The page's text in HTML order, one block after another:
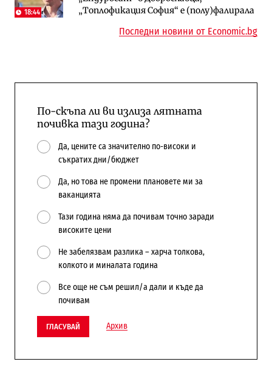
18:44
„Топлофикация София“ e (полу)фалирала
Последни новини от Economic.bg
По-скъпа ли ви излиза лятната
почивка тази година?
Да, цените са значително по-високи и
съкратих дни/бюджет
Да, но това не промени плановете ми за
ваканцията
Тази година няма да почивам точно заради
високите цени
Не забелязвам разлика – харча толкова,
колкото и миналата година
Все още не съм решил/а дали и къде да
почивам
ГЛАСУВАЙ Архив